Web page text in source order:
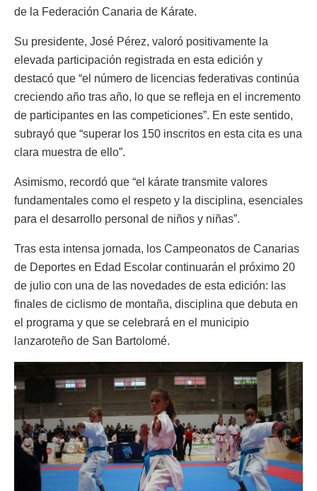
de la Federación Canaria de Kárate.
Su presidente, José Pérez, valoró positivamente la
elevada participación registrada en esta edición y
destacó que “el número de licencias federativas continúa
creciendo año tras año, lo que se refleja en el incremento
de participantes en las competiciones”. En este sentido,
subrayó que “superar los 150 inscritos en esta cita es una
clara muestra de ello”.
Asimismo, recordó que “el kárate transmite valores
fundamentales como el respeto y la disciplina, esenciales
para el desarrollo personal de niños y niñas”.
Tras esta intensa jornada, los Campeonatos de Canarias
de Deportes en Edad Escolar continuarán el próximo 20
de julio con una de las novedades de esta edición: las
finales de ciclismo de montaña, disciplina que debuta en
el programa y que se celebrará en el municipio
lanzaroteño de San Bartolomé.